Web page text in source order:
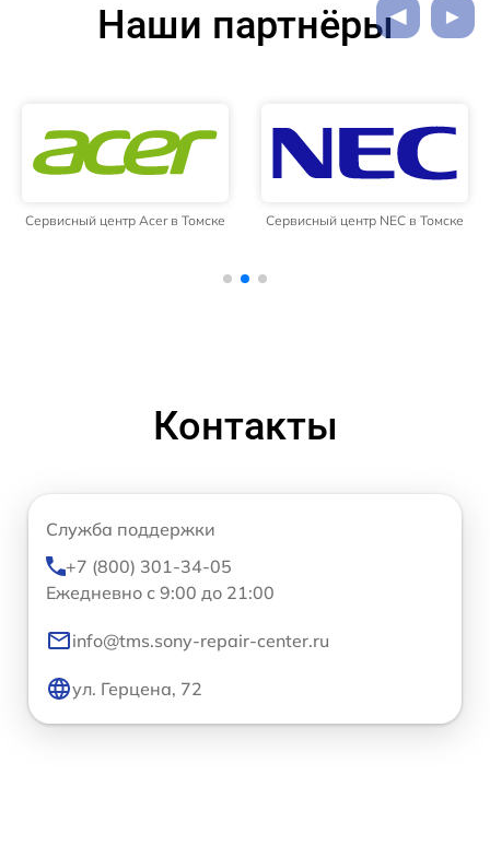
Наши партнёры
Сервисный центр Acer в Томске Сервисный центр NEC в Томске
Контакты
Служба поддержки
+7 (800) 301-34-05
Ежедневно с 9:00 до 21:00
info@tms.sony-repair-center.ru
ул. Герцена, 72